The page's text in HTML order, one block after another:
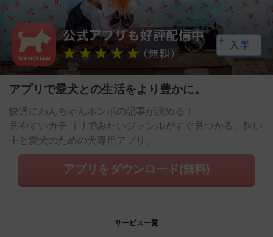
アプリで愛犬との生活をより豊かに。
快適にわんちゃんホンポの記事が読める！
見やすいカテゴリでみたいジャンルがすぐ見つかる。飼い
主と愛犬のための犬専用アプリ。
アプリをダウンロード(無料)
サービス一覧